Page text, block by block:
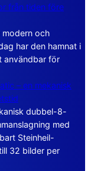
från tiden före
modern och
har den hamnat i
användbar för
– en mekanisk
dubbel-8-
med
Steinheil-
32 bilder per